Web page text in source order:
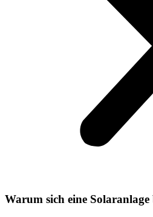
Warum sich eine